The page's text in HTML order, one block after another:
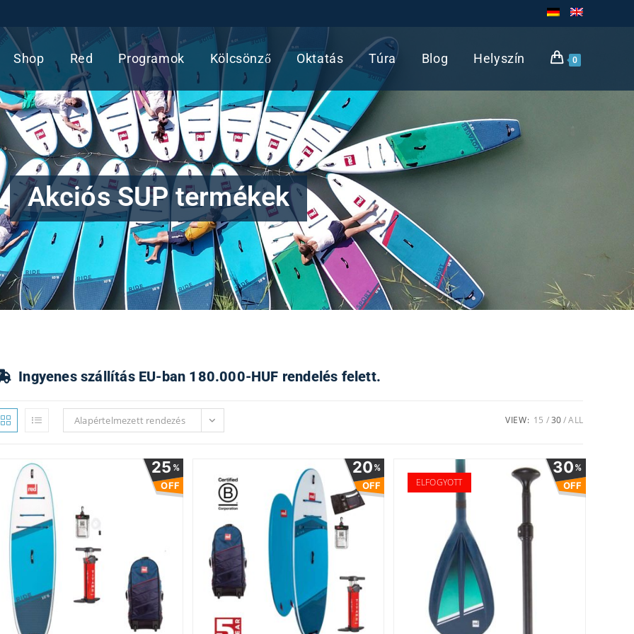
Shop Red Programok Kölcsönző Oktatás Túra Blog Helyszín 0
Akciós SUP termékek
Ingyenes szállítás EU-ban 180.000-HUF rendelés felett.
Alapértelmezett rendezés VIEW: 15 30 ALL
25%
OFF
20%
OFF ELFOGYOTT
30%
OFF